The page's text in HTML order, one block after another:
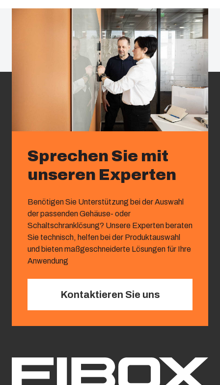
Sprechen Sie mit
unseren Experten
Benötigen Sie Unterstützung bei der Auswahl
der passenden Gehäuse- oder
Schaltschranklösung? Unsere Experten beraten
Sie technisch, helfen bei der Produktauswahl
und bieten maßgeschneiderte Lösungen für Ihre
Anwendung
Kontaktieren Sie uns